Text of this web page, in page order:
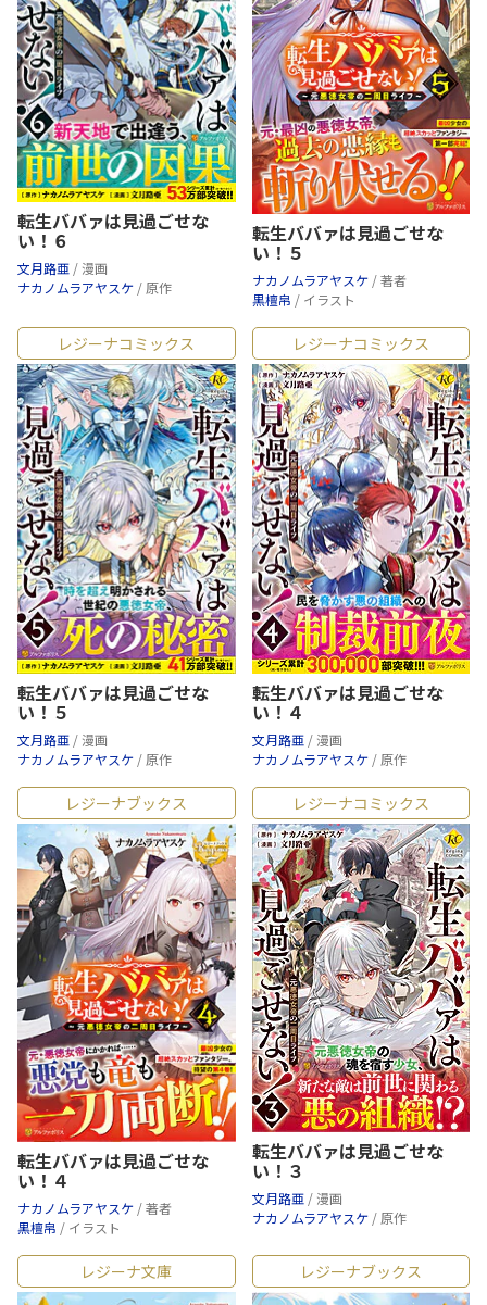
転生ババァは見過ごせな
い！６
文月路亜 / 漫画
ナカノムラアヤスケ / 原作
転生ババァは見過ごせな
い！５
ナカノムラアヤスケ / 著者
黒檀帛 / イラスト
レジーナコミックス
転生ババァは見過ごせな
い！５
文月路亜 / 漫画
ナカノムラアヤスケ / 原作
レジーナコミックス
転生ババァは見過ごせな
い！４
文月路亜 / 漫画
ナカノムラアヤスケ / 原作
レジーナブックス
転生ババァは見過ごせな
い！４
ナカノムラアヤスケ / 著者
黒檀帛 / イラスト
レジーナコミックス
転生ババァは見過ごせな
い！３
文月路亜 / 漫画
ナカノムラアヤスケ / 原作
レジーナ文庫 レジーナブックス